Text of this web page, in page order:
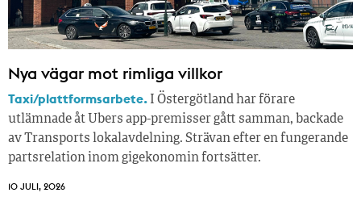
Nya vägar mot rimliga villkor
Taxi/plattformsarbete. I Östergötland har förare
utlämnade åt Ubers app-premisser gått samman, backade
av Transports lokalavdelning. Strävan efter en fungerande
partsrelation inom gigekonomin fortsätter.
10 JULI, 2026